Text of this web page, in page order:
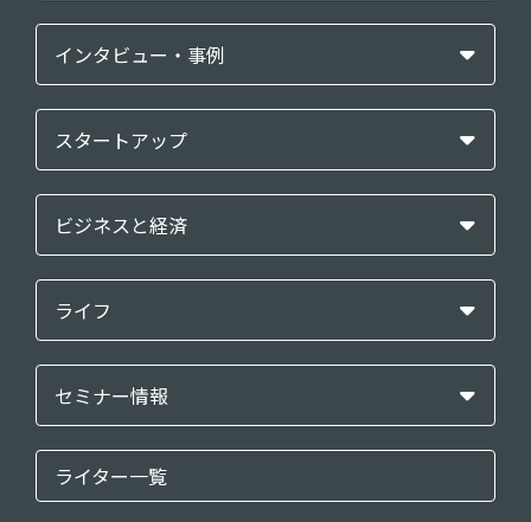
インタビュー・事例
スタートアップ
ビジネスと経済
ライフ
セミナー情報
ライター一覧